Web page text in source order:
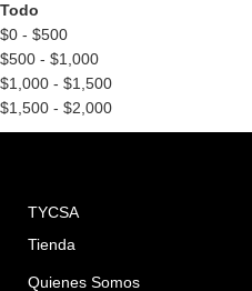
Todo
$0 - $500
$500 - $1,000
$1,000 - $1,500
$1,500 - $2,000
TYCSA
Tienda
Quienes Somos